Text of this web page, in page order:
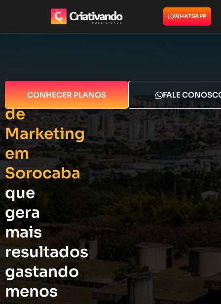
WHATSAPP
Agência
de
Marketing
em
Sorocaba
que
gera
mais
resultados
gastando
menos
CONHECER PLANOS FALE